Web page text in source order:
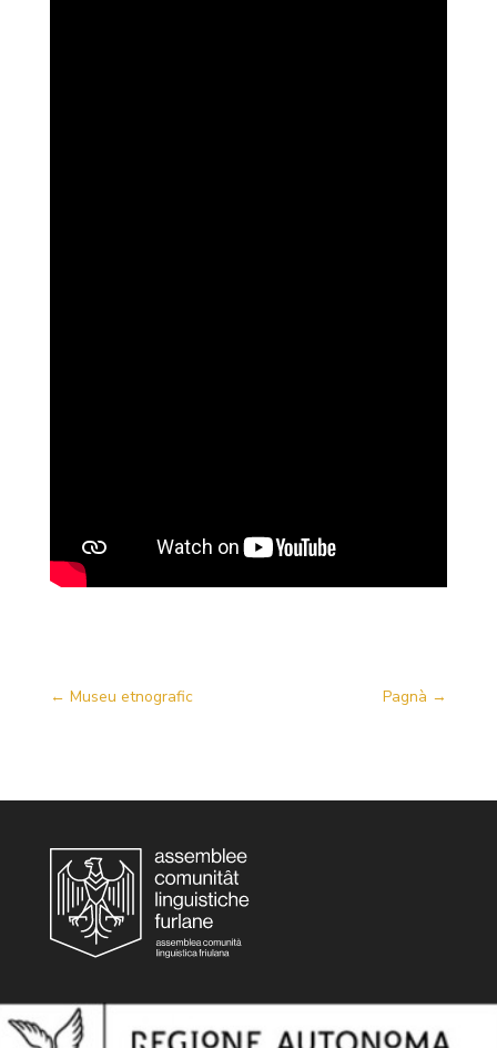
← Museu etnografic Pagnà →